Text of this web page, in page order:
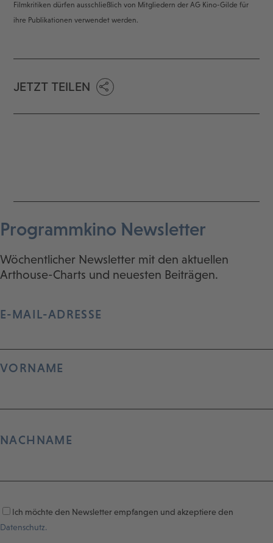
Filmkritiken dürfen ausschließlich von Mitgliedern der AG Kino-Gilde für
ihre Publikationen verwendet werden.
JETZT TEILEN
Programmkino Newsletter
Wöchentlicher Newsletter mit den aktuellen
Arthouse-Charts und neuesten Beiträgen.
E-MAIL-ADRESSE
VORNAME
NACHNAME
Ich möchte den Newsletter empfangen und akzeptiere den
Datenschutz.